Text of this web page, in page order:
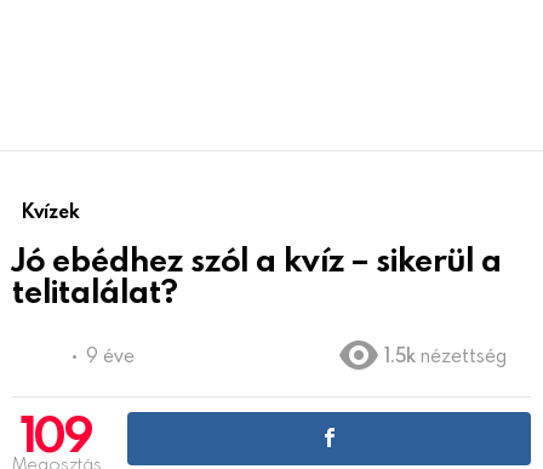
Kvízek
Jó ebédhez szól a kvíz – sikerül a
telitalálat?
9 éve 1.5k nézettség
109
Megosztás